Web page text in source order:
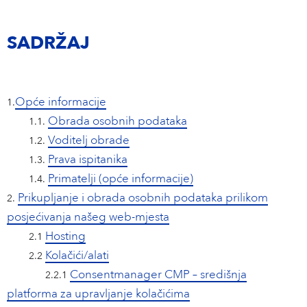
Hansaplast
atrix
SADRŽAJ
1.Opće informacije
1.1. Obrada osobnih podataka
1.2. Voditelj obrade
1.3. Prava ispitanika
1.4. Primatelji (opće informacije)
2. Prikupljanje i obrada osobnih podataka prilikom
posjećivanja našeg web-mjesta
2.1 Hosting
2.2 Kolačići/alati
2.2.1 Consentmanager CMP – središnja
platforma za upravljanje kolačićima